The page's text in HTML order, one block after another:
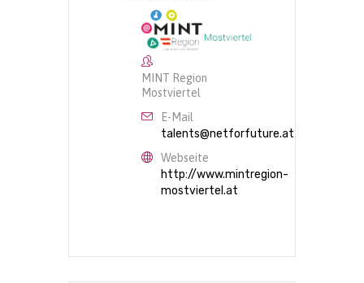
MINT Region
Mostviertel
E-Mail
talents@netforfuture.at
Webseite
http://www.mintregion-
mostviertel.at